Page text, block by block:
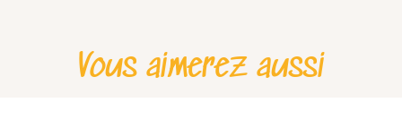
Vous aimerez aussi